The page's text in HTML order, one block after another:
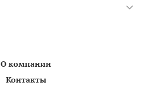
О компании
Контакты